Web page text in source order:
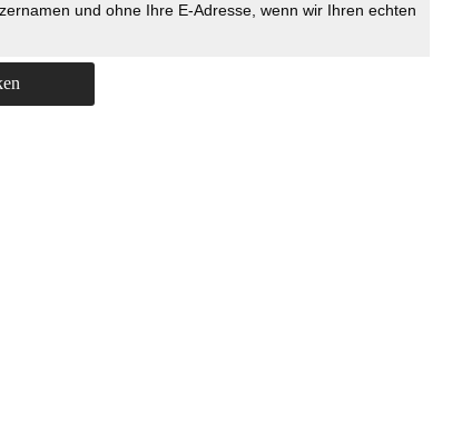
und ohne Ihre E-Adresse, wenn wir Ihren echten